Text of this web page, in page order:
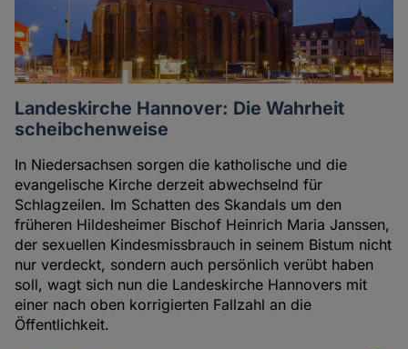
Landeskirche Hannover: Die Wahrheit
scheibchenweise
In Niedersachsen sorgen die katholische und die
evangelische Kirche derzeit abwechselnd für
Schlagzeilen. Im Schatten des Skandals um den
früheren Hildesheimer Bischof Heinrich Maria Janssen,
der sexuellen Kindesmissbrauch in seinem Bistum nicht
nur verdeckt, sondern auch persönlich verübt haben
soll, wagt sich nun die Landeskirche Hannovers mit
einer nach oben korrigierten Fallzahl an die
Öffentlichkeit.